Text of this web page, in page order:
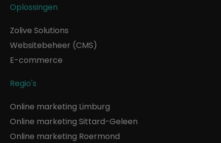
Oplossingen
Zolive Solutions
Websitebeheer (CMS)
E-commerce
Regio's
Online marketing Limburg
Online marketing Sittard-Geleen
Online marketing Roermond